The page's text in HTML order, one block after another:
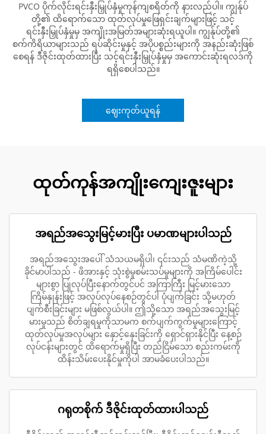
PVCO ပိုက်လိုင်းရင်းနှီးမြှုပ်နှံမှုကုန်ကျစရိတ်ကို နားလည်ပါ။ ကျွန်ုပ်
တို့၏ ထိရောက်သော ထုတ်လုပ်မှုဖြေရှင်းချက်များဖြင့် သင့်
ရင်းနှီးမြှုပ်နှံမှုမှ အကျိုးအမြတ်အများဆုံးရယူပါ။ ကျွန်ုပ်တို့၏
စက်ကိရိယာများသည် ရပ်ဆိုင်းမှုနှင့် အပိုပစ္စည်းများကို အနည်းဆုံးဖြစ်
စေရန် ဒီဇိုင်းထုတ်ထားပြီး သင့်ရင်းနှီးမြှုပ်နှံမှုမှ အကောင်းဆုံးရလဒ်ကို
ရရှိစေပါသည်။
ဈေးကုတ်ယူရန်
ထုတ်ကုန်အကျိုးကျေးဇူးများ
အရည်အသွေးမြင့်မားပြီး ပမာဏများပါသည်
အရည်အသွေးအပေါ် သံသယမရှိပါ၊ ၎င်းသည် သံမဏိကဲ့သို့
ခိုင်မာပါသည် - ဖိအားနှင့် သုံးစွဲမှုစမ်းသပ်မှုများကို အကြိမ်ပေါင်း
များစွာ ပြုလုပ်ပြီးနောက်တွင်ပင် အကြာကြီး မြင့်မားသော
ကြိမ်နှုန်းဖြင့် အလုပ်လုပ်နေစဉ်တွင်ပါ ပုံပျက်ခြင်း သို့မဟုတ်
ပျက်စီးခြင်းများ မဖြစ်လွယ်ပါ။ ဤသို့သော အရည်အသွေးမြင့်
မားမှုသည် စိတ်ချရမှုကိုသာမက စက်ပျက်ကွက်မှုများကြောင့်
ထုတ်လုပ်မှုအလုပ်များ နှောင့်နှေးခြင်းကို ရှောင်ရှားနိုင်ပြီး နေ့စဉ်
လုပ်ငန်းများတွင် ထိရောက်မှုရှိပြီး တည်ငြိမ်သော စည်းကမ်းကို
ထိန်းသိမ်းပေးနိုင်မှုကိုပါ အာမခံပေးပါသည်။
ဂရုတစိုက် ဒီဇိုင်းထုတ်ထားပါသည်